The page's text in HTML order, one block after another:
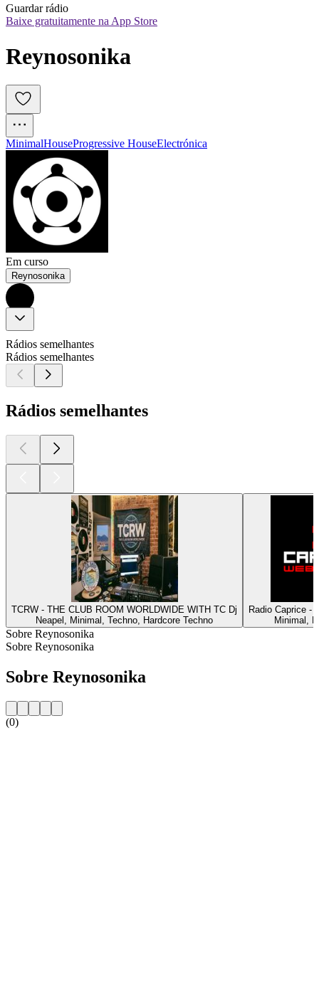
Guardar rádio
Baixe gratuitamente na App Store
Reynosonika
MinimalHouseProgressive HouseElectrónica
Em curso
Reynosonika
Rádios semelhantes
Rádios semelhantes
Rádios semelhantes
TCRW - THE CLUB ROOM WORLDWIDE WITH TC Dj
Neapel, Minimal, Techno, Hardcore Techno
Radio Caprice -
Minimal,
Sobre Reynosonika
Sobre Reynosonika
Sobre Reynosonika
(0)